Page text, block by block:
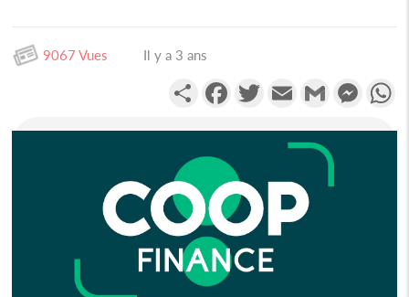
9067 Vues Il y a 3 ans
PartagerFacebookTwitterEmail Gmail